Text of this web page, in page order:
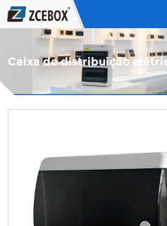
Lar
Sobre nós
Caixa de distribuição